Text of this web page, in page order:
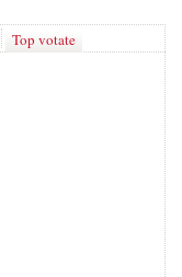
Top votate